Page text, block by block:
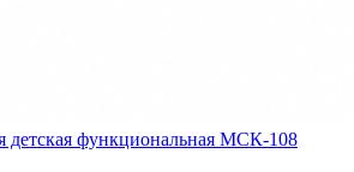
детская функциональная МСК-108